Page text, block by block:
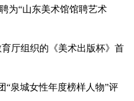
为“山东美术馆馆聘艺术
厅组织的《美术出版杯》首
“泉城女性年度榜样人物”评